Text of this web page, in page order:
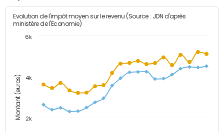
Montant (euros)
Evolution de l'impôt moyen sur le revenu (Source : JDN d'après
ministère de l'Economie)
2k
4k
6k